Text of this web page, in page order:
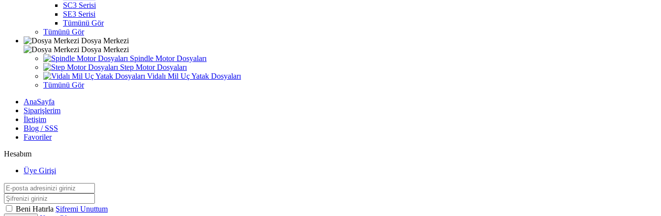
SC3 Serisi
SE3 Serisi
Tümünü Gör
Tümünü Gör
Dosya Merkezi
Dosya Merkezi
Spindle Motor Dosyaları
Step Motor Dosyaları
Vidalı Mil Uç Yatak Dosyaları
Tümünü Gör
AnaSayfa
Siparişlerim
İletişim
Blog / SSS
Favoriler
Hesabım
Üye Girişi
Beni Hatırla Şifremi Unuttum